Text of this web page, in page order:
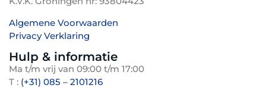
inzet van het systeem op lange termijn.
Bovendien biedt het systeem flexibiliteit met
verstelbare schermen voor diverse
werkomgevingen, van balies tot toonbanken.
Met ondersteuning voor diverse betaalmethoden
en heldere rapportages wordt de bedrijfsvoering
transparanter en beter beheersbaar.
Algemene Voorwaarden
Privacy Verklaring
Hulp & informatie
Ma t/m vrij van 09:00 t/m 17:00
T : (+31) 085 – 2101216